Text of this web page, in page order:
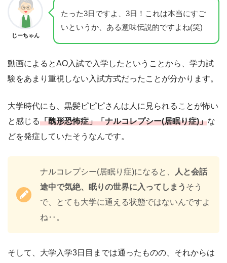
じーちゃん
たった3日ですよ、3日！これは本当にすご
いというか、ある意味伝説的ですよね(笑)
動画によるとAO入試で入学したということから、学力試
験をあまり重視しない入試方式だったことが分かります。
大学時代にも、黒髪ピピピさんは人に見られることが怖い
と感じる「醜形恐怖症」「ナルコレプシー(居眠り症)」な
どを発症していたそうなんです。
ナルコレプシー(居眠り症)になると、
人と会話
途中で気絶、眠りの世界に入ってしまう そう
で、とても大学に通える状態ではないんですよ
ね‥。
そして、大学入学3日目までは通ったものの、それからは